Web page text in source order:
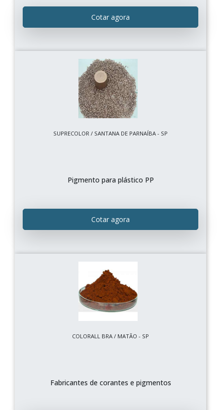
Cotar agora
SUPRECOLOR / SANTANA DE PARNAÍBA - SP
Pigmento para plástico PP
Cotar agora
COLORALL BRA / MATÃO - SP
Fabricantes de corantes e pigmentos